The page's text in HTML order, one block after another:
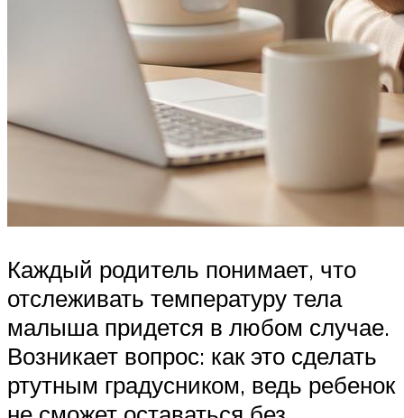
Каждый родитель понимает, что
отслеживать температуру тела
малыша придется в любом случае.
Возникает вопрос: как это сделать
ртутным градусником, ведь ребенок